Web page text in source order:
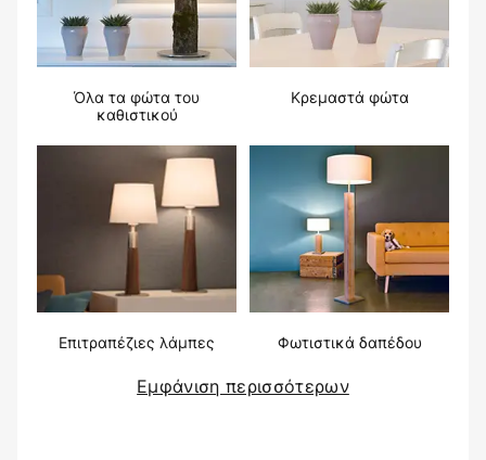
Όλα τα φώτα του
καθιστικού
Κρεμαστά φώτα
Επιτραπέζιες λάμπες Φωτιστικά δαπέδου
Εμφάνιση περισσότερων